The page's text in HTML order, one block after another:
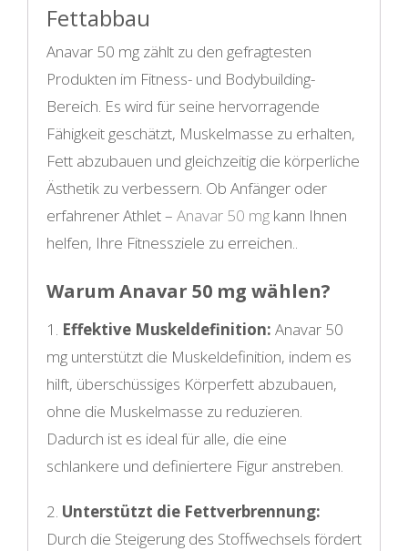
Fettabbau
Anavar 50 mg zählt zu den gefragtesten
Produkten im Fitness- und Bodybuilding-
Bereich. Es wird für seine hervorragende
Fähigkeit geschätzt, Muskelmasse zu erhalten,
Fett abzubauen und gleichzeitig die körperliche
Ästhetik zu verbessern. Ob Anfänger oder
erfahrener Athlet – Anavar 50 mg kann Ihnen
helfen, Ihre Fitnessziele zu erreichen..
Warum Anavar 50 mg wählen?
1. Effektive Muskeldefinition: Anavar 50
mg unterstützt die Muskeldefinition, indem es
hilft, überschüssiges Körperfett abzubauen,
ohne die Muskelmasse zu reduzieren.
Dadurch ist es ideal für alle, die eine
schlankere und definiertere Figur anstreben.
2. Unterstützt die Fettverbrennung:
Durch die Steigerung des Stoffwechsels fördert